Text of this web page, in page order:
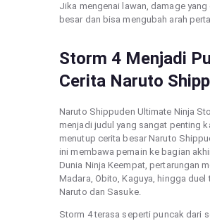
Jika mengenai lawan, damage yang
besar dan bisa mengubah arah
Storm 4 Menjadi
Cerita Naruto
Naruto Shippuden Ultimate Ninja
menjadi judul yang sangat penting
menutup cerita besar Naruto
ini membawa pemain ke bagian
Dunia Ninja Keempat, pertarungan
Madara, Obito, Kaguya, hingga duel
Naruto dan Sasuke.
Storm 4 terasa seperti puncak dari